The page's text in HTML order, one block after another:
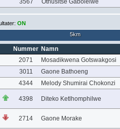
3567 Othusitse Gabolelwe
ON
5km
Nummer Namn
2071
Mosadikwena Gotswakgosi
3011
Gaone Bathoeng
4344 Melody Shumirai Chokonzi
4398 Diteko Ketlhomphilwe
2714 Gaone Morake